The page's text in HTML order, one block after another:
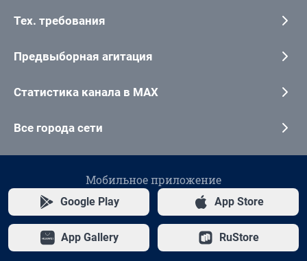
Тех. требования
Предвыборная агитация
Статистика канала в MAX
Все города сети
Мобильное приложение
Google Play App Store
App Gallery RuStore